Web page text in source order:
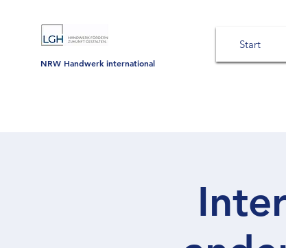
NRW Handwerk international
Start